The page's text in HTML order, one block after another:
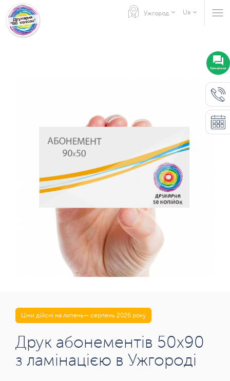
Ужгород Ua
Ціни дійсні на липень— серпень 2026 року
Друк абонементів 50х90
з ламінацією в Ужгороді
Связаться